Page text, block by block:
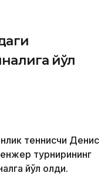
йўл
теннисчи Денис
турнирининг
йўл олди.